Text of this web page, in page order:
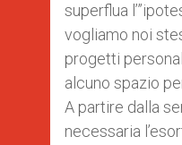
superflua
vogliamo noi
progetti
alcuno spazio
A partire dalla
necessaria